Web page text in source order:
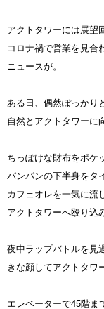
アクトタワーには展望
コロナ禍で営業を見合
ニュースが。
ある日、偶然ぽっかり
自然とアクトタワーに
ちっぽけな財布をポケ
パンパンの下半身をタ
カフェオレを一気に流
アクトタワーへ殴り込
夜中ラップバトルを見
きな顔してアクトタワ
エレベーターで45階ま